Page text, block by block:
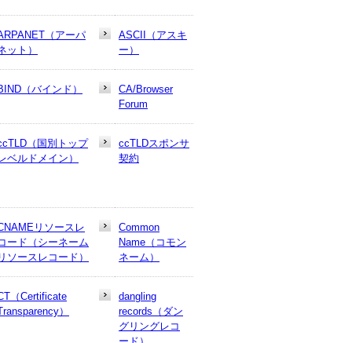
（アーパ
ット）
ASCII（アスキ
ー）
（バインド）
CA/Browser
Forum
（国別トップ
ベルドメイン）
ccTLDスポンサ
契約
リソースレ
ード（シーネーム
ソースレコード）
Common
Name（コモン
ネーム）
（Certificate
）
dangling
records（ダン
グリングレコ